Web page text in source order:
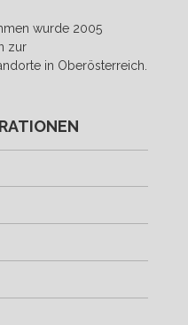
wurde 2005
zur
in Oberösterreich.